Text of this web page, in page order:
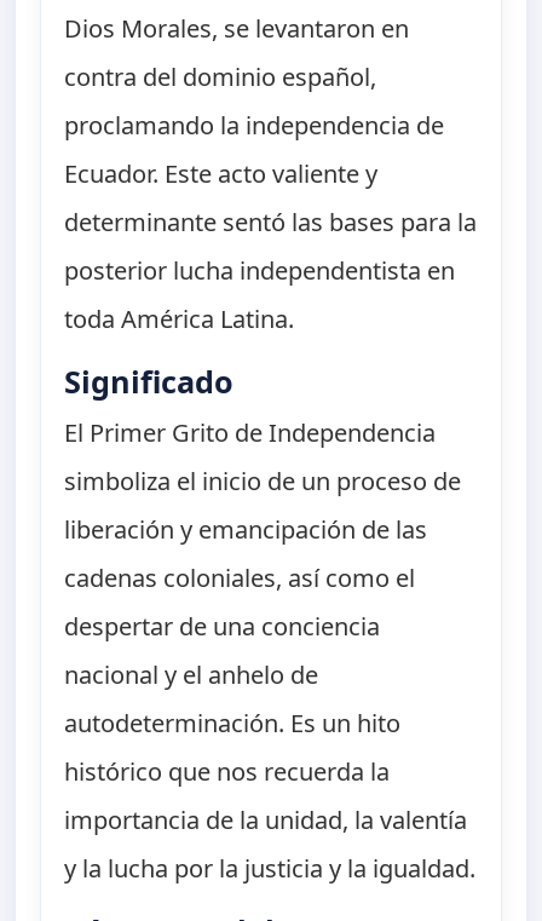
Dios Morales, se levantaron en
contra del dominio español,
proclamando la independencia de
Ecuador. Este acto valiente y
determinante sentó las bases para la
posterior lucha independentista en
toda América Latina.
Significado
El Primer Grito de Independencia
simboliza el inicio de un proceso de
liberación y emancipación de las
cadenas coloniales, así como el
despertar de una conciencia
nacional y el anhelo de
autodeterminación. Es un hito
histórico que nos recuerda la
importancia de la unidad, la valentía
y la lucha por la justicia y la igualdad.